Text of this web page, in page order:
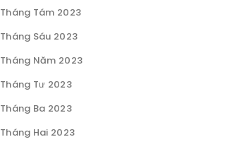
Tháng Tám 2023
Tháng Sáu 2023
Tháng Năm 2023
Tháng Tư 2023
Tháng Ba 2023
Tháng Hai 2023